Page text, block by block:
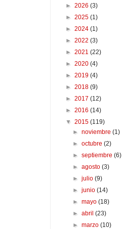
► 2026 (3)
► 2025 (1)
► 2024 (1)
► 2022 (3)
► 2021 (22)
► 2020 (4)
► 2019 (4)
► 2018 (9)
► 2017 (12)
► 2016 (14)
▼ 2015 (119)
►noviembre(1)
►octubre(2)
►septiembre(6)
►agosto(3)
►julio(9)
►junio(14)
►mayo(18)
►abril(23)
►marzo(10)